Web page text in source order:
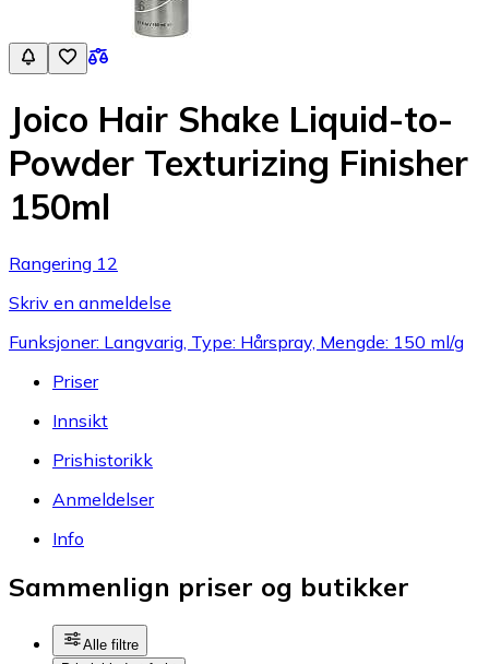
Joico Hair Shake Liquid-to-
Powder Texturizing Finisher
150ml
Rangering 12
Skriv en anmeldelse
Funksjoner: Langvarig, Type: Hårspray, Mengde: 150 ml/g
Priser
Innsikt
Prishistorikk
Anmeldelser
Info
Sammenlign priser og butikker
Alle filtre